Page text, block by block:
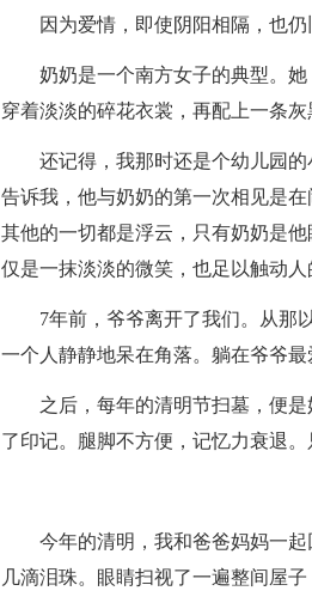
因为爱情，即使阴阳相隔，也仍
奶奶是一个南方女子的典型。
穿着淡淡的碎花衣裳，再配上一条
还记得，我那时还是个幼儿园
告诉我，他与奶奶的第一次相见是
其他的一切都是浮云，只有奶奶是
仅是一抹淡淡的微笑，也足以触动人
7年前，爷爷离开了我们。从那
一个人静静地呆在角落。躺在爷爷
之后，每年的清明节扫墓，便
了印记。腿脚不方便，记忆力衰退
今年的清明，我和爸爸妈妈一
几滴泪珠。眼睛扫视了一遍整间屋